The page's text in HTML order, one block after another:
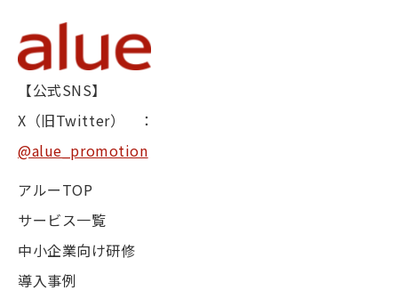
【公式SNS】
X（旧Twitter） ：
@alue_promotion
アルーTOP
サービス一覧
中小企業向け研修
導入事例